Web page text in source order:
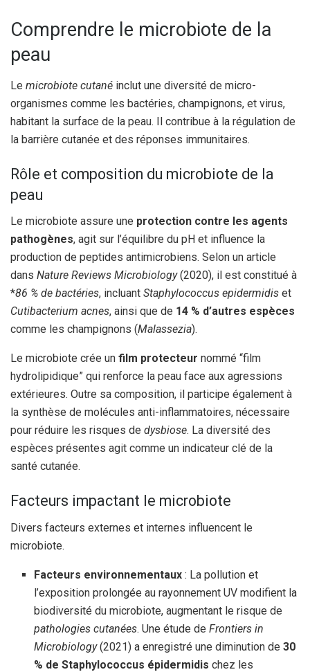
Comprendre le microbiote de la
peau
Le microbiote cutané inclut une diversité de micro-
organismes comme les bactéries, champignons, et virus,
habitant la surface de la peau. Il contribue à la régulation de
la barrière cutanée et des réponses immunitaires.
Rôle et composition du microbiote de la
peau
Le microbiote assure une protection contre les agents
pathogènes, agit sur l’équilibre du pH et influence la
production de peptides antimicrobiens. Selon un article
dans Nature Reviews Microbiology(2020), il est constitué à
*86 % de bactéries, incluant Staphylococcus epidermidis et
Cutibacterium acnes, ainsi que de 14 % d’autres espèces
comme les champignons (Malassezia).
Le microbiote crée un film protecteur nommé “film
hydrolipidique” qui renforce la peau face aux agressions
extérieures. Outre sa composition, il participe également à
la synthèse de molécules anti-inflammatoires, nécessaire
pour réduire les risques de dysbiose. La diversité des
espèces présentes agit comme un indicateur clé de la
santé cutanée.
Facteurs impactant le microbiote
Divers facteurs externes et internes influencent le
microbiote.
Facteurs environnementaux : La pollution et
l’exposition prolongée au rayonnement UV modifient la
biodiversité du microbiote, augmentant le risque de
pathologies cutanées. Une étude deFrontiers in
Microbiology(2021) a enregistré une diminution de30
% de Staphylococcus épidermidis chez les